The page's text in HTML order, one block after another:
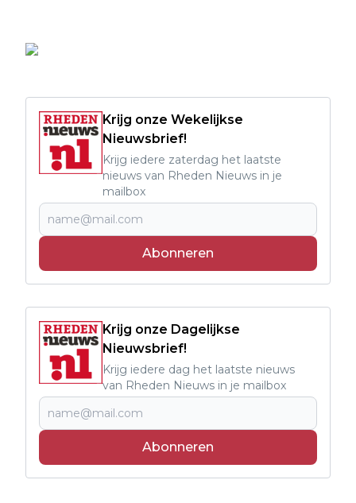
Krijg onze Wekelijkse
Nieuwsbrief!
Krijg iedere zaterdag het laatste
nieuws van Rheden Nieuws in je
mailbox
Abonneren
Krijg onze Dagelijkse
Nieuwsbrief!
Krijg iedere dag het laatste nieuws
van Rheden Nieuws in je mailbox
Abonneren